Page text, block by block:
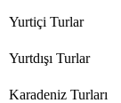
Yurtiçi Turlar
Yurtdışı Turlar
Karadeniz Turları